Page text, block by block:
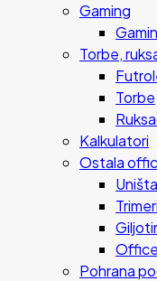
Gaming
Torbe,
Torbe
Kalkulatori
Ostala
Trimeri
Pohrana